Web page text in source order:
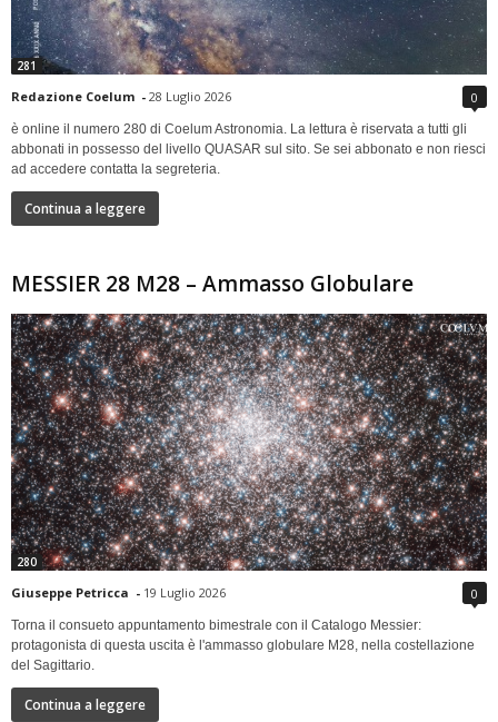
281
Redazione Coelum - 28 Luglio 2026 0
è online il numero 280 di Coelum Astronomia. La lettura è riservata a tutti gli
abbonati in possesso del livello QUASAR sul sito. Se sei abbonato e non riesci
ad accedere contatta la segreteria.
Continua a leggere
MESSIER 28 M28 – Ammasso Globulare
280
Giuseppe Petricca - 19 Luglio 2026 0
Torna il consueto appuntamento bimestrale con il Catalogo Messier:
protagonista di questa uscita è l'ammasso globulare M28, nella costellazione
del Sagittario.
Continua a leggere